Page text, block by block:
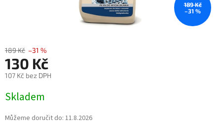
189 Kč
–31 %
189 Kč –31 %
130 Kč
107 Kč bez DPH
cena:
Skladem
Můžeme doručit do: 11.8.2026